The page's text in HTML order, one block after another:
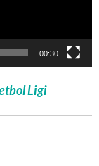
00:30
Ligi